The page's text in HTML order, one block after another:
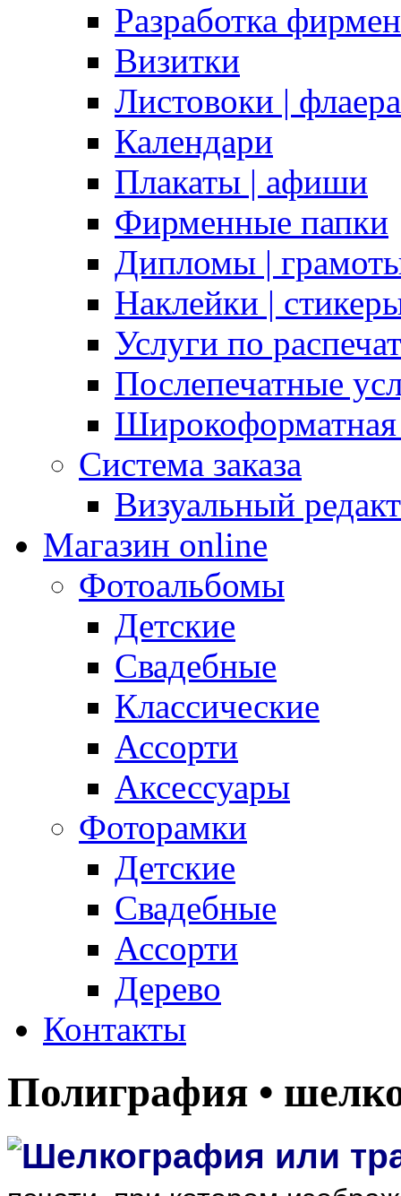
Разработка
Визитки
Листовоки | флаера
Календари
Плакаты | афиши
Фирменные папки
Дипломы |
Наклейки |
Услуги по
Послепечатные
Широкоформатная
Система заказа
Визуальный
Магазин online
Фотоальбомы
Детские
Свадебные
Классические
Ассорти
Аксессуары
Фоторамки
Детские
Свадебные
Ассорти
Дерево
Контакты
Полиграфия •
Шелкография или